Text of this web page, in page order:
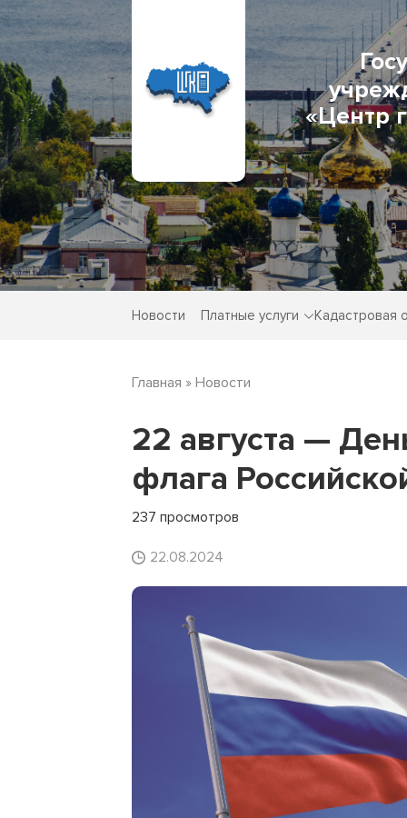
«Центр
Новости Платные услуги Кадастровая
Главная » Новости
22 августа —
флага
237 просмотров
22.08.2024